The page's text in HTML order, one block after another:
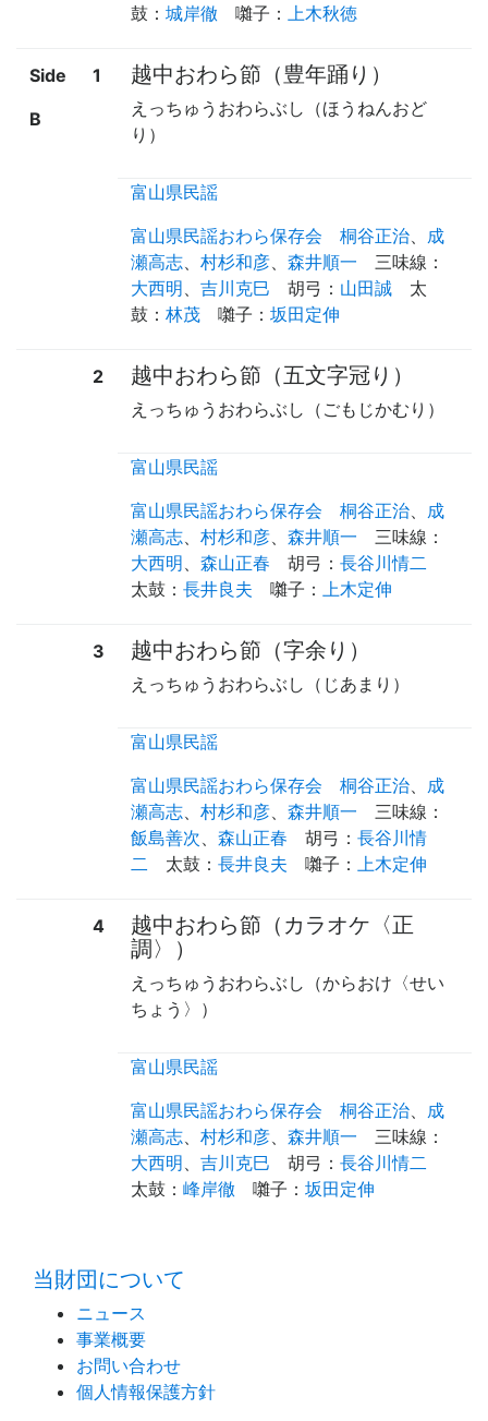
鼓 ： 城岸徹 囃子 ： 上木秋徳
Side
B
1 越中おわら節（豊年踊り）
えっちゅうおわらぶし（ほうねんおど
り）
富山県民謡
富山県民謡おわら保存会
桐谷正治
成
瀬高志
村杉和彦 森井順一 三味線 ：
大西明
吉川克巳 胡弓 ： 山田誠
太
鼓 ： 林茂 囃子 ： 坂田定伸
2 越中おわら節（五文字冠り）
えっちゅうおわらぶし（ごもじかむり）
富山県民謡
富山県民謡おわら保存会
桐谷正治
成
瀬高志
村杉和彦 森井順一 三味線 ：
大西明
森山正春 胡弓 ： 長谷川情二
太鼓 ： 長井良夫 囃子 ： 上木定伸
3 越中おわら節（字余り）
えっちゅうおわらぶし（じあまり）
富山県民謡
富山県民謡おわら保存会
桐谷正治
成
瀬高志
村杉和彦 森井順一 三味線 ：
飯島善次
森山正春 胡弓 ： 長谷川情
二
太鼓 ： 長井良夫 囃子 ： 上木定伸
4
越中おわら節（カラオケ〈正
調〉）
えっちゅうおわらぶし（からおけ〈せい
ちょう〉）
富山県民謡
富山県民謡おわら保存会
桐谷正治
成
瀬高志
村杉和彦 森井順一 三味線 ：
大西明
吉川克巳 胡弓 ： 長谷川情二
太鼓 ： 峰岸徹 囃子 ： 坂田定伸
当財団について
ニュース
事業概要
お問い合わせ
個人情報保護方針